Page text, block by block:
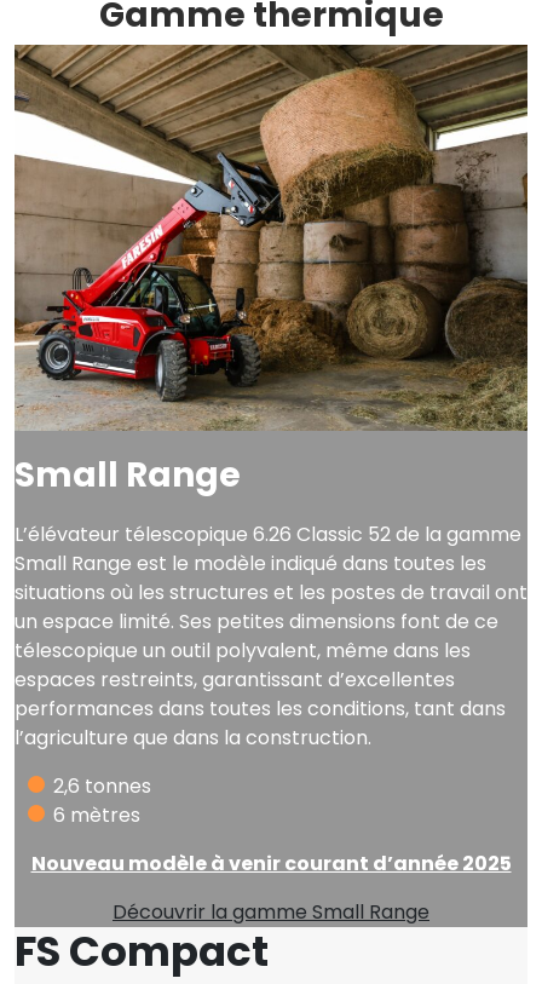
Gamme thermique
Small Range
L’élévateur télescopique 6.26 Classic 52 de la gamme
Small Range est le modèle indiqué dans toutes les
situations où les structures et les postes de travail ont
un espace limité. Ses petites dimensions font de ce
télescopique un outil polyvalent, même dans les
espaces restreints, garantissant d’excellentes
performances dans toutes les conditions, tant dans
l’agriculture que dans la construction.
2,6 tonnes
6 mètres
Nouveau modèle à venir courant d’année 2025
Découvrir la gamme Small Range
FS Compact